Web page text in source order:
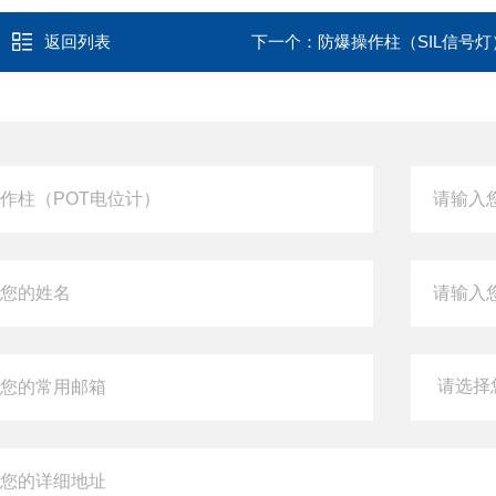
返回列表 下一个： 防爆操作柱（SIL信号灯